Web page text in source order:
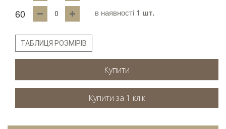
60 в наявності 1 шт.
ТАБЛИЦЯ РОЗМІРІВ
Купити